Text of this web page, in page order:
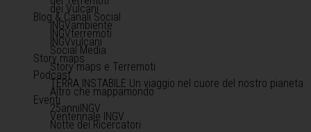
dei Vulcani
Blog & Canali Social
INGVambiente
INGVterremoti
INGVvulcani
Social Media
Story maps
Story maps e Terremoti
Podcast
TERRA INSTABILE Un viaggio nel cuore del nostro pianeta
Altro che mappamondo
Eventi
25anniINGV
Ventennale INGV
Notte dei Ricercatori